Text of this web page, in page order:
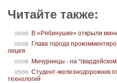
Читайте также:
06/08 В «Рябинушке» открыли
06/08
Глава города
лицея
05/08 Мичуринцы - на
05/08
Студент-железнодорожник
технологий